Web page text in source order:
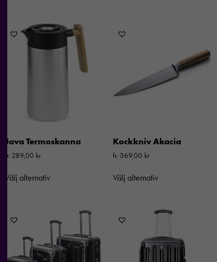
Java Termoskanna
fr. 289,00 kr
Välj alternativ
Kockkniv Akacia
fr. 369,00 kr
Välj alternativ